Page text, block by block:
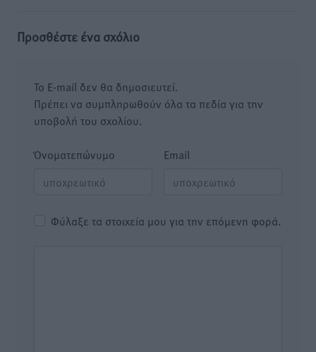
Προσθέστε ένα σχόλιο
Το E-mail δεν θα δημοσιευτεί.
Πρέπει να συμπληρωθούν όλα τα πεδία για την
υποβολή του σχολίου.
Όνοματεπώνυμο Email
Φύλαξε τα στοιχεία μου για την επόμενη φορά.